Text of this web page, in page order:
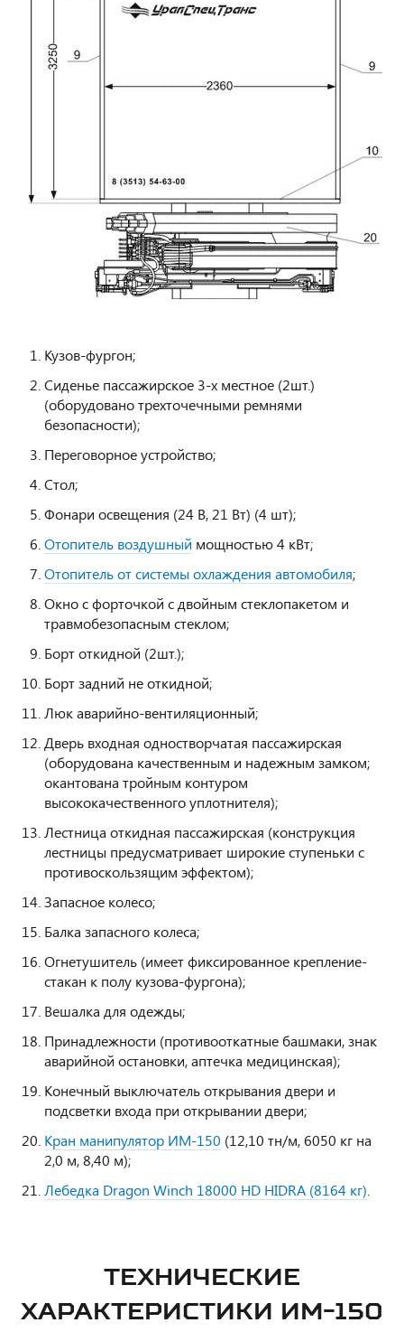
Кузов-фургон;
Сиденье пассажирское 3-х местное (2шт.)
(оборудовано трехточечными ремнями
безопасности);
Переговорное устройство;
Стол;
Фонари освещения (24 В, 21 Вт) (4 шт);
Отопитель воздушный мощностью 4 кВт;
Отопитель от системы охлаждения автомобиля;
Окно с форточкой с двойным стеклопакетом и
травмобезопасным стеклом;
Борт откидной (2шт.);
Борт задний не откидной;
Люк аварийно-вентиляционный;
Дверь входная одностворчатая пассажирская
(оборудована качественным и надежным замком;
окантована тройным контуром
высококачественного уплотнителя);
Лестница откидная пассажирская (конструкция
лестницы предусматривает широкие ступеньки с
противоскользящим эффектом);
Запасное колесо;
Балка запасного колеса;
Огнетушитель (имеет фиксированное крепление-
стакан к полу кузова-фургона);
Вешалка для одежды;
Принадлежности (противооткатные башмаки, знак
аварийной остановки, аптечка медицинская);
Конечный выключатель открывания двери и
подсветки входа при открывании двери;
Кран манипулятор ИМ-150 (12,10 тн/м, 6050 кг на
2,0 м, 8,40 м);
Лебедка Dragon Winch 18000 HD HIDRA (8164 кг)
ТЕХНИЧЕСКИЕ
ХАРАКТЕРИСТИКИ ИМ-150